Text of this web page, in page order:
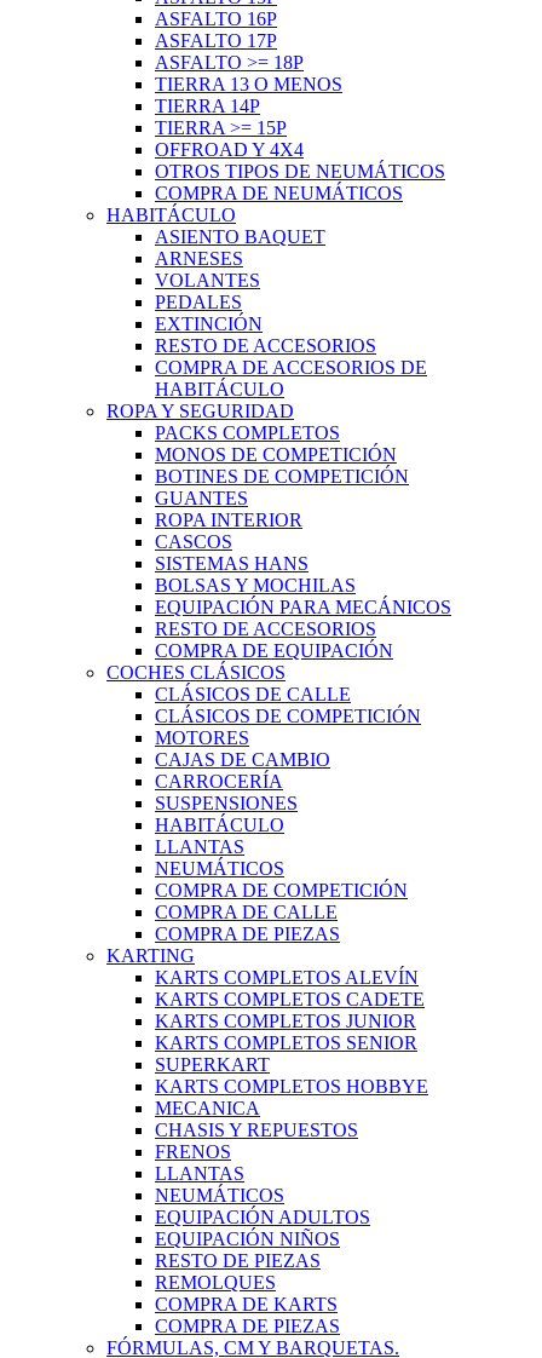
ASFALTO 16P
ASFALTO 17P
ASFALTO >= 18P
TIERRA 13 O MENOS
TIERRA 14P
TIERRA >= 15P
OFFROAD Y 4X4
OTROS TIPOS DE NEUMÁTICOS
COMPRA DE NEUMÁTICOS
HABITÁCULO
ASIENTO BAQUET
ARNESES
VOLANTES
PEDALES
EXTINCIÓN
RESTO DE ACCESORIOS
COMPRA DE ACCESORIOS DE
HABITÁCULO
ROPA Y SEGURIDAD
PACKS COMPLETOS
MONOS DE COMPETICIÓN
BOTINES DE COMPETICIÓN
GUANTES
ROPA INTERIOR
CASCOS
SISTEMAS HANS
BOLSAS Y MOCHILAS
EQUIPACIÓN PARA MECÁNICOS
RESTO DE ACCESORIOS
COMPRA DE EQUIPACIÓN
COCHES CLÁSICOS
CLÁSICOS DE CALLE
CLÁSICOS DE COMPETICIÓN
MOTORES
CAJAS DE CAMBIO
CARROCERÍA
SUSPENSIONES
HABITÁCULO
LLANTAS
NEUMÁTICOS
COMPRA DE COMPETICIÓN
COMPRA DE CALLE
COMPRA DE PIEZAS
KARTING
KARTS COMPLETOS ALEVÍN
KARTS COMPLETOS CADETE
KARTS COMPLETOS JUNIOR
KARTS COMPLETOS SENIOR
SUPERKART
KARTS COMPLETOS HOBBYE
MECANICA
CHASIS Y REPUESTOS
FRENOS
LLANTAS
NEUMÁTICOS
EQUIPACIÓN ADULTOS
EQUIPACIÓN NIÑOS
RESTO DE PIEZAS
REMOLQUES
COMPRA DE KARTS
COMPRA DE PIEZAS
FÓRMULAS, CM Y BARQUETAS.